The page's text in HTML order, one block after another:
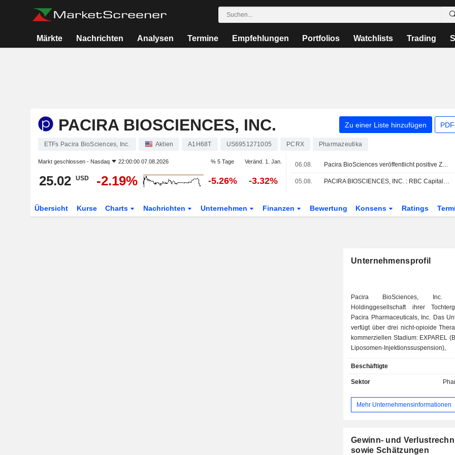
Märkte Nachrichten Analysen Termine Empfehlungen Portfolios Watchlists Trading
PACIRA BIOSCIENCES, INC. Zu einer Liste hinzufügen
ETFs Pacira BioSciences, Inc. Aktien A1H68T US6951271005 PCRX Pharmazeutika
Markt geschlossen - Nasdaq 22:00:00 07.08.2026 % 5 Tage Veränd. 1. Jan.
25.02 USD -2.19% -5.26% -3.32%
06.08. Pacira BioSciences veröffentlicht positive Zweijahresdaten aus Phase 1 für PCRX-201 bei Kniearthrose
05.08. PACIRA BIOSCIENCES, INC. : RBC Capital Markets bekräftigt seine neutrale Bewertung
Übersicht Kurse Charts Nachrichten Unternehmen Finanzen Bewertung Konsens Ratings
Unternehmensprofil
Pacira BioSciences,
Holdinggesellschaft ihrer
Pacira Pharmaceuticals, Inc. Das
verfügt über drei nicht-opioide
kommerziellen Stadium: EXPAREL
Liposomen-
Infiltrationen, Faszienblockaden
interskalene Brachialplexus-
Ischiasnervenblockade in der
postoperativen
verzögerter Freisetzung), eine
Injektion mit verzögerter
Beschäftigte
Sektor
Mehr Unternehmensinformationen
Gewinn- und
sowie Schätzungen